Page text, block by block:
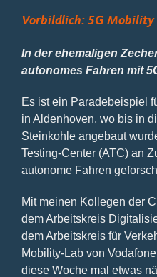
Vorbildlich: 5G Mobility
In der ehemaligen
autonomes Fahren mit
Es ist ein Paradebeispiel
in Aldenhoven, wo bis in
Steinkohle angebaut
Testing-Center (ATC) an
autonome Fahren
Mit meinen Kollegen der
dem Arbeitskreis
dem Arbeitskreis für
Mobility-Lab von
diese Woche mal etwas